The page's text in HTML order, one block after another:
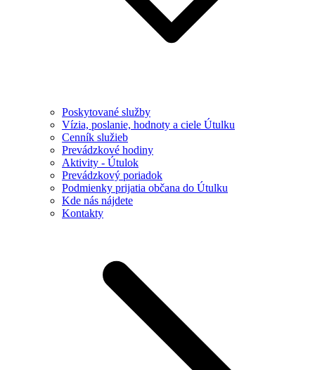
Poskytované služby
Vízia, poslanie, hodnoty a ciele Útulku
Cenník služieb
Prevádzkové hodiny
Aktivity - Útulok
Prevádzkový poriadok
Podmienky prijatia občana do Útulku
Kde nás nájdete
Kontakty